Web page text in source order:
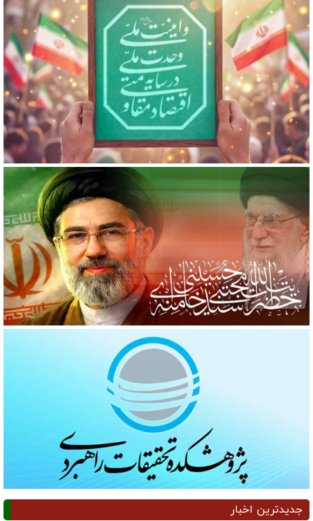
جدیدترین اخبار